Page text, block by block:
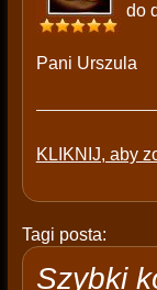
do
Pani Urszula
KLIKNIJ, aby
Tagi posta:
Szybki